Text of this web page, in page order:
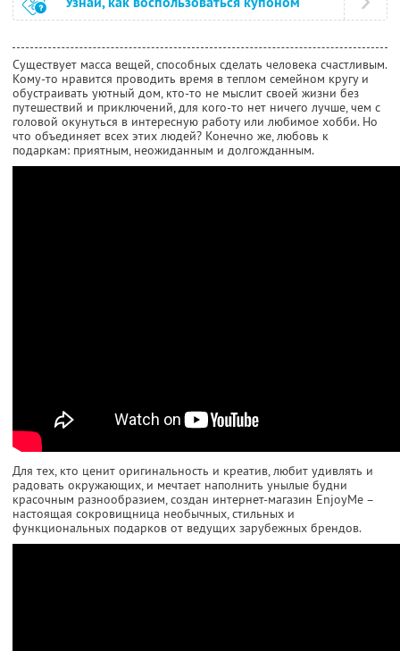
Существует масса вещей, способных сделать человека счастливым.
Кому-то нравится проводить время в теплом семейном кругу и
обустраивать уютный дом, кто-то не мыслит своей жизни без
путешествий и приключений, для кого-то нет ничего лучше, чем с
головой окунуться в интересную работу или любимое хобби. Но
что объединяет всех этих людей? Конечно же, любовь к
подаркам: приятным, неожиданным и долгожданным.
Для тех, кто ценит оригинальность и креатив, любит удивлять и
радовать окружающих, и мечтает наполнить унылые будни
красочным разнообразием, создан интернет-магазин EnjoyMe –
настоящая сокровищница необычных, стильных и
функциональных подарков от ведущих зарубежных брендов.